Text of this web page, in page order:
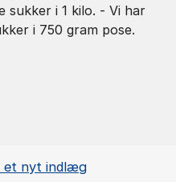
sukker i 1 kilo. - Vi har
i 750 gram pose.
et nyt indlæg